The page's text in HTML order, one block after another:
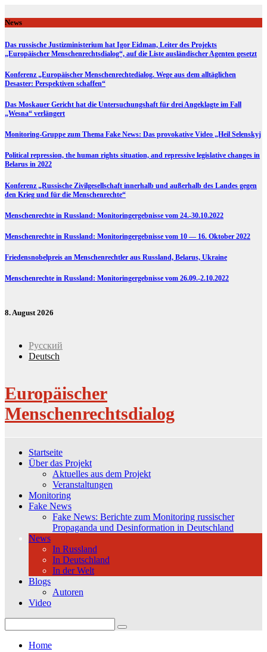
to
content
News
Das russische Justizministerium hat Igor Eidman, Leiter des Projekts
„Europäischer Menschenrechtsdialog“, auf die Liste ausländischer Agenten gesetzt
Konferenz „Europäischer Menschenrechtedialog. Wege aus dem alltäglichen
Desaster: Perspektiven schaffen“
Das Moskauer Gericht hat die Untersuchungshaft für drei Angeklagte im Fall
„Wesna“ verlängert
Monitoring-Gruppe zum Thema Fake News: Das provokative Video „Heil Selenskyj
Political repression, the human rights situation, and repressive legislative changes in
Belarus in 2022
Konferenz „Russische Zivilgesellschaft innerhalb und außerhalb des Landes gegen
den Krieg und für die Menschenrechte“
Menschenrechte in Russland: Monitoringergebnisse vom 24.-30.10.2022
Menschenrechte in Russland: Monitoringergebnisse vom 10 — 16. Oktober 2022
Friedensnobelpreis an Menschenrechtler aus Russland, Belarus, Ukraine
Menschenrechte in Russland: Monitoringergebnisse vom 26.09.-2.10.2022
8. August 2026
Русский
Deutsch
Europäischer
Menschenrechtsdialog
Startseite
Über das Projekt
Aktuelles aus dem Projekt
Veranstaltungen
Monitoring
Fake News
Fake News: Berichte zum Monitoring russischer
Propaganda und Desinformation in Deutschland
News
In Russland
In Deutschland
In der Welt
Blogs
Autoren
Video
for:
Home